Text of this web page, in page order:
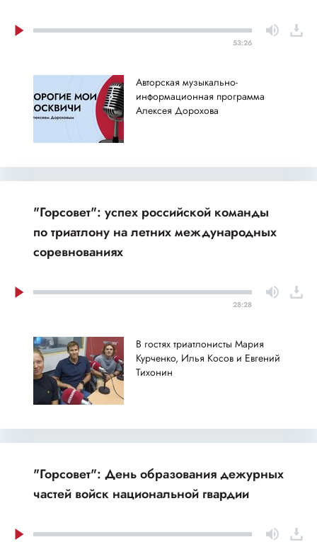
53:26
Авторская музыкально-
информационная программа
Алексея Дорохова
"Горсовет": успех российской команды
по триатлону на летних международных
соревнованиях
28:28
В гостях триатлонисты Мария
Курченко, Илья Косов и Евгений
Тихонин
"Горсовет": День образования дежурных
частей войск национальной гвардии